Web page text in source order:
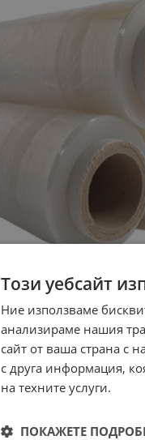
Този уебсайт
Ние използваме
анализираме нашия
сайт от ваша страна с
с друга информация,
на техните услуги.
ПОКАЖЕТЕ